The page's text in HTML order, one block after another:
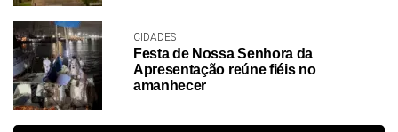
CIDADES
Festa de Nossa Senhora da
Apresentação reúne fiéis no
amanhecer